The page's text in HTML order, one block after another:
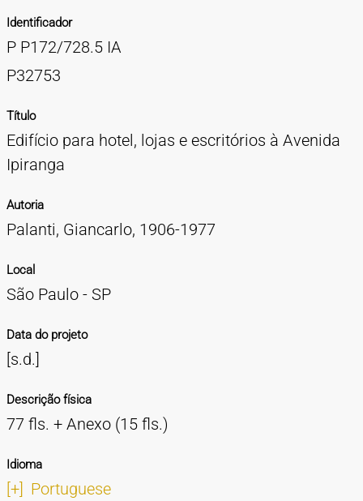
CONTATOS
EXPEDIENTE
Identificador
P P172/728.5 IA
P32753
Título
Edifício para hotel, lojas e escritórios à Avenida
Ipiranga
Autoria
Palanti, Giancarlo, 1906-1977
Local
São Paulo - SP
Data do projeto
[s.d.]
Descrição física
77 fls. + Anexo (15 fls.)
Idioma
[+] Portuguese